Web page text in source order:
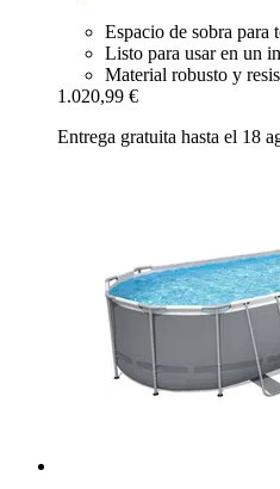
Espacio de sobra para
Listo para usar en un
Material robusto y
1.020,99 €
Entrega gratuita hasta el 18